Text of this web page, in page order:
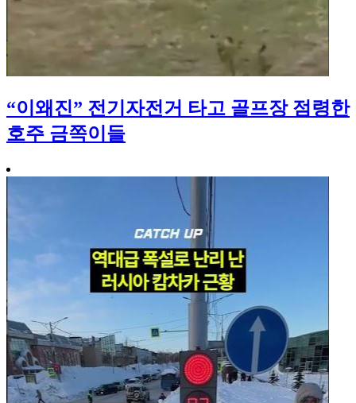
“이왜진” 전기자전거 타고 골프장 점령한
호주 금쪽이들